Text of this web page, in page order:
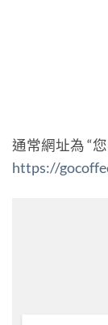
通常網址為 “
https://